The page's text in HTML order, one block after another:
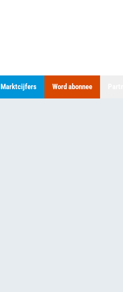
Marktcijfers Word abonnee